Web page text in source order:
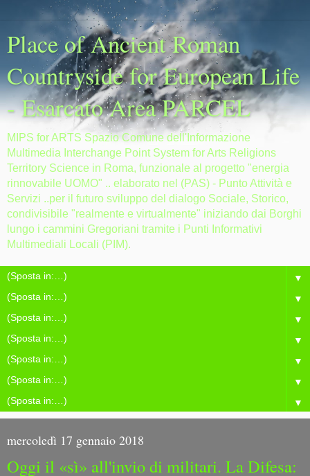
Place of Ancient Roman
Countryside for European Life
- Esarcato Area PARCEL
MIPS for ARTS Spazio Comune dell'Informazione
Multimedia Interchange Point System for Arts Religions
Territory Science in Roma, funzionale al progetto "energia
rinnovabile UOMO" .. elaborato nel (PAS) - Punto Attività e
Servizi ..per il futuro sviluppo del dialogo Sociale, Storico,
condivisibile "realmente e virtualmente" iniziando dai Borghi
lungo i cammini Gregoriani tramite i Punti Informativi
Multimediali Locali (PIM).
▼
▼
▼
▼
▼
▼
▼
mercoledì 17 gennaio 2018
Oggi il «sì» all'invio di militari. La Difesa: